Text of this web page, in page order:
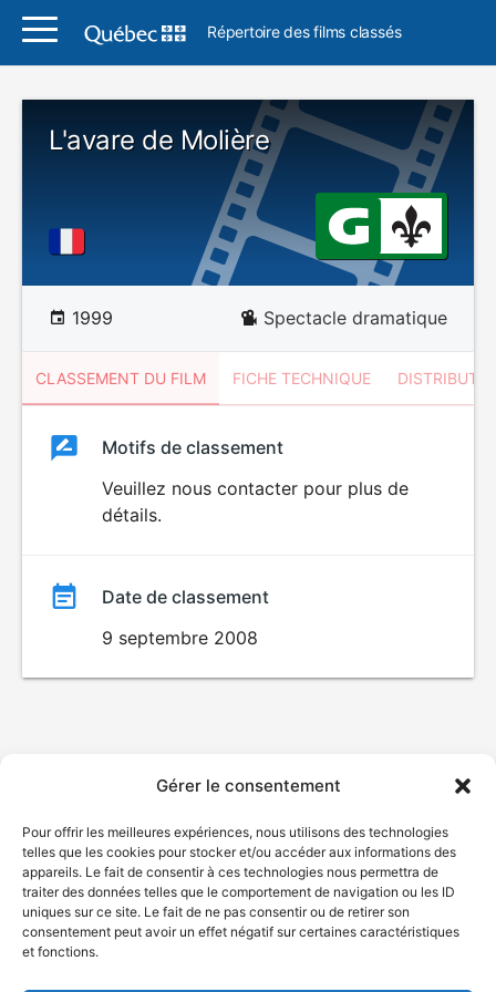
Gérer le consentement
Pour offrir les meilleures expériences, nous utilisons des technologies
telles que les cookies pour stocker et/ou accéder aux informations des
appareils. Le fait de consentir à ces technologies nous permettra de
traiter des données telles que le comportement de navigation ou les ID
uniques sur ce site. Le fait de ne pas consentir ou de retirer son
consentement peut avoir un effet négatif sur certaines caractéristiques
et fonctions.
Répertoire des films classés
L'avare de Molière
1999 Spectacle dramatique
CLASSEMENT DU FILM FICHE TECHNIQUE
ClassementClassement
Motifs de classement
Veuillez nous contacter pour plus de
détails.
Date de classement
9 septembre 2008